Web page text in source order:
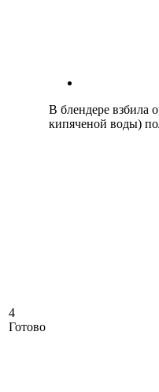
В блендере взбила
кипяченой воды)
4
Готово